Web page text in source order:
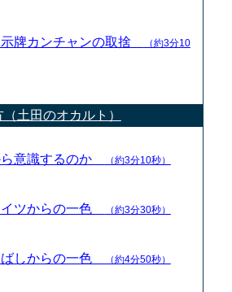
示牌カンチャンの取捨
（約3分10
土田のオカルト）
ら意識するのか （約3分10秒）
イツからの一色 （約3分30秒）
ばしからの一色 （約4分50秒）